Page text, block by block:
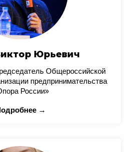
Юрьевич
Общероссийской
предпринимательства
России»
→